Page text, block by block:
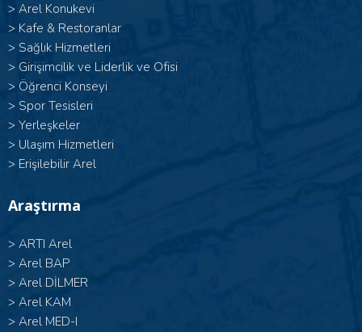
> Arel Konukevi
> Kafe & Restoranlar
> Sağlık Hizmetleri
> Girişimcilik ve Liderlik ve Ofisi
> Öğrenci Konseyi
> Spor Tesisleri
> Yerleşkeler
> Ulaşım Hizmetleri
> Erişilebilir Arel
Araştırma
> ARTI Arel
> Arel BAP
> Arel DİLMER
> Arel KAM
> Arel MED-I